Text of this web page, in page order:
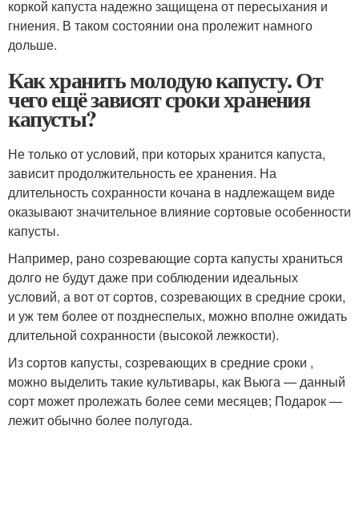
коркой капуста надежно защищена от пересыхания и
гниения. В таком состоянии она пролежит намного
дольше.
Как хранить молодую капусту. От
чего ещё зависят сроки хранения
капусты?
Не только от условий, при которых хранится капуста,
зависит продолжительность ее хранения. На
длительность сохранности кочана в надлежащем виде
оказывают значительное влияние сортовые особенности
капусты.
Например, рано созревающие сорта капусты храниться
долго не будут даже при соблюдении идеальных
условий, а вот от сортов, созревающих в средние сроки,
и уж тем более от позднеспелых, можно вполне ожидать
длительной сохранности (высокой лежкости).
Из сортов капусты, созревающих в средние сроки ,
можно выделить такие культивары, как Вьюга — данный
сорт может пролежать более семи месяцев; Подарок —
лежит обычно более полугода.